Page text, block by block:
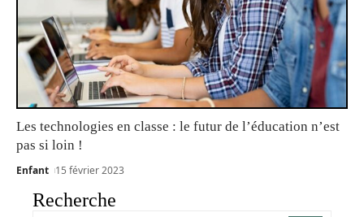
Les technologies en classe : le futur de l’éducation n’est
pas si loin !
Enfant 15 février 2023
Recherche